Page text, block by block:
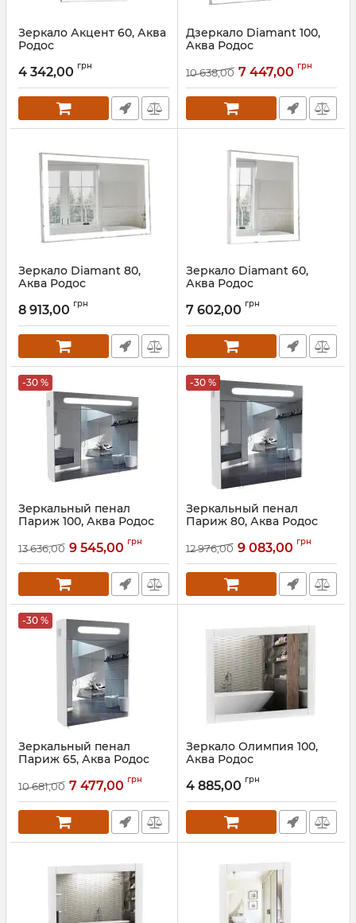
Зеркало Акцент 60, Аква
Родос
4 342,00 грн
Дзеркало Diamant 100,
Аква Родос
10 638,00 7 447,00 грн
Зеркало Diamant 80,
Аква Родос
8 913,00 грн
Зеркало Diamant 60,
Аква Родос
7 602,00 грн
-30 %
Зеркальный пенал
Париж 100, Аква Родос
13 636,00 9 545,00 грн
-30 %
Зеркальный пенал
Париж 80, Аква Родос
12 976,00 9 083,00 грн
-30 %
Зеркальный пенал
Париж 65, Аква Родос
10 681,00 7 477,00 грн
Зеркало Олимпия 100,
Аква Родос
4 885,00 грн